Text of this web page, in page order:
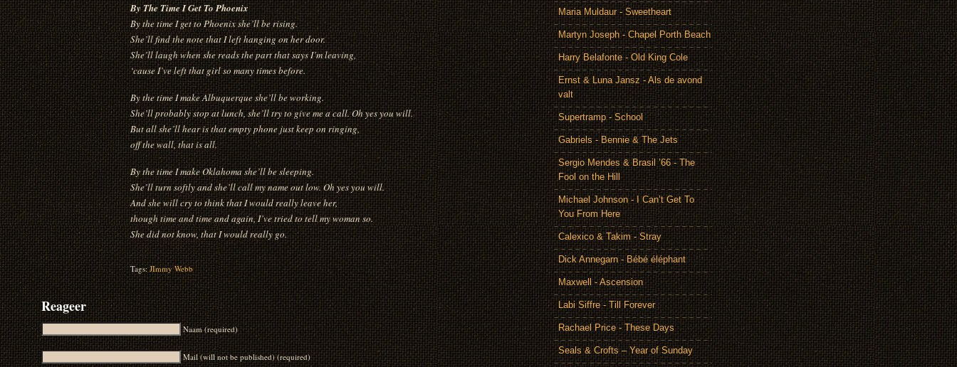
By The Time I Get To Phoenix
By the time I get to Phoenix she’ll be rising.
She’ll find the note that I left hanging on her door.
She’ll laugh when she reads the part that says I’m leaving,
‘cause I’ve left that girl so many times before.
By the time I make Albuquerque she’ll be working.
She’ll probably stop at lunch, she’ll try to give me a call. Oh yes you will.
But all she’ll hear is that empty phone just keep on ringing,
off the wall, that is all.
By the time I make Oklahoma she’ll be sleeping.
She’ll turn softly and she’ll call my name out low. Oh yes you will.
And she will cry to think that I would really leave her,
though time and time and again, I’ve tried to tell my woman so.
She did not know, that I would really go.
Tags:JImmy Webb
Reageer
Naam (required)
Mail (will not be published) (required)
Maria Muldaur - Sweetheart
Martyn Joseph - Chapel Porth Beach
Harry Belafonte - Old King Cole
Ernst & Luna Jansz - Als de avond
valt
Supertramp - School
Gabriels - Bennie & The Jets
Sergio Mendes & Brasil ’66 - The
Fool on the Hill
Michael Johnson - I Can’t Get To
You From Here
Calexico & Takim - Stray
Dick Annegarn - Bébé éléphant
Maxwell - Ascension
Labi Siffre - Till Forever
Rachael Price - These Days
Seals & Crofts – Year of Sunday